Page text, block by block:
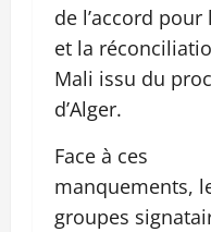
de l’accord pour
et la
Mali issu du
d’Alger.
Face à ces
manquements,
groupes